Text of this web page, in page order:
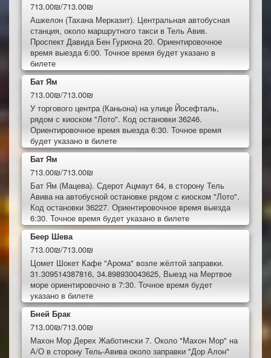
713.00₪/713.00₪
Ашкелон (Тахана Мерказит). Центральная автобусная
станция, около маршрутного такси в Тель Авив.
Проспект Давида Бен Гуриона 20. Ориентировочное
время выезда 6:00. Точное время будет указано в
билете
Бат Ям
713.00₪/713.00₪
У торгового центра (Каньона) на улице Йосефталь,
рядом с киоском "Лото". Код остановки 36246.
Ориентировочное время выезда 6:30. Точное время
будет указано в билете
Бат Ям
713.00₪/713.00₪
Бат Ям (Мацева). Сдерот Ацмаут 64, в сторону Тель
Авива на автобусной остановке рядом с киоском "Лото".
Код остановки 36227. Ориентировочное время выезда
6:30. Точное время будет указано в билете
Беер Шева
713.00₪/713.00₪
Цомет Шокет Кафе "Арома" возле жёлтой заправки.
31.309514387816, 34.898930043625, Выезд на Мертвое
море ориентировочно в 7:30. Точное время будет
указано в билете
Бней Брак
713.00₪/713.00₪
Махон Мор Дерех Жаботински 7. Около "Махон Мор" на
А/О в сторону Тель-Авива около заправки "Дор Алон"